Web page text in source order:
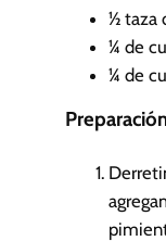
½ taza
¼ de
¼ de